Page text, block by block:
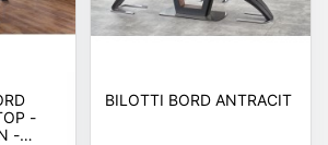
-
-
BILOTTI BORD ANTRACIT